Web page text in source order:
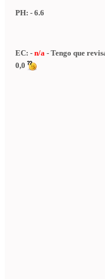
PH: - 6.6
EC: - n/a - Tengo que
0,0